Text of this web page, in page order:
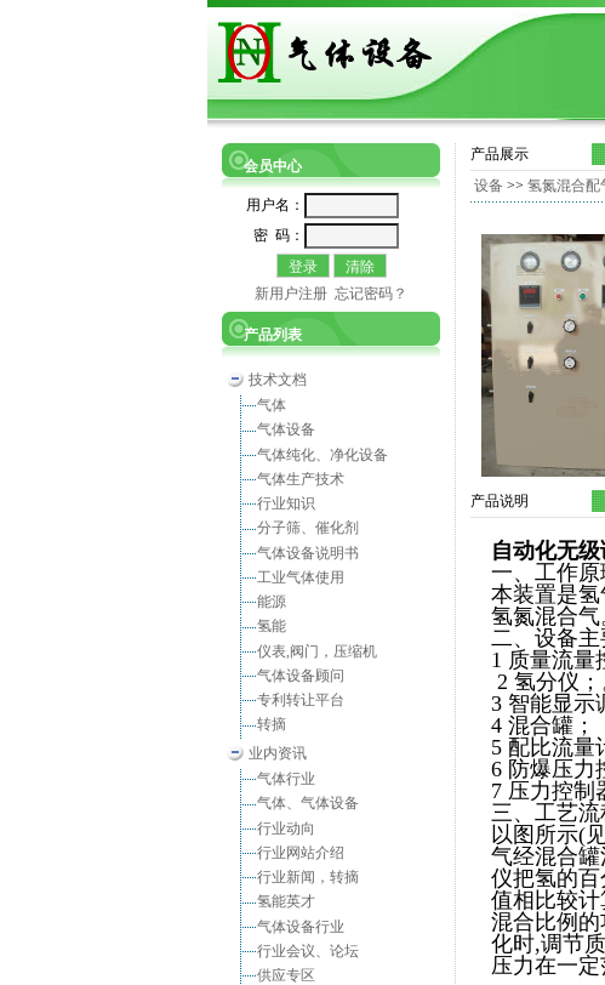
会员中心
用户名：
密 码：
新用户注册 忘记密码？
产品列表
技术文档
气体
气体设备
气体纯化、净化设备
气体生产技术
行业知识
分子筛、催化剂
气体设备说明书
工业气体使用
能源
氢能
仪表,阀门，压缩机
气体设备顾问
专利转让平台
转摘
业内资讯
气体行业
气体、气体设备
行业动向
行业网站介绍
行业新闻，转摘
氢能英才
气体设备行业
行业会议、论坛
供应专区
产品展示
设备 >> 氢氮混合配
产品说明
自动化无级
一、工作原
本装置是
氢氮混合气
二、设备主
1 质量流量
2 氢分仪；
3 智能显示
4 混合罐；
5 配比流量
6 防爆压力
7 压力控制
三、工艺流
以图所示(
气经混合
仪把氢的
值相比较
混合比例
化时,调节
压力在一